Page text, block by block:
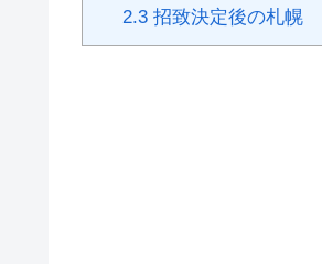
2.3招致決定後の札幌